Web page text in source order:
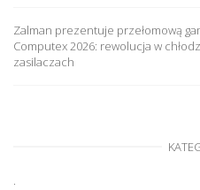
Zalman prezentuje przełomową
Computex 2026: rewolucja w
zasilaczach
.